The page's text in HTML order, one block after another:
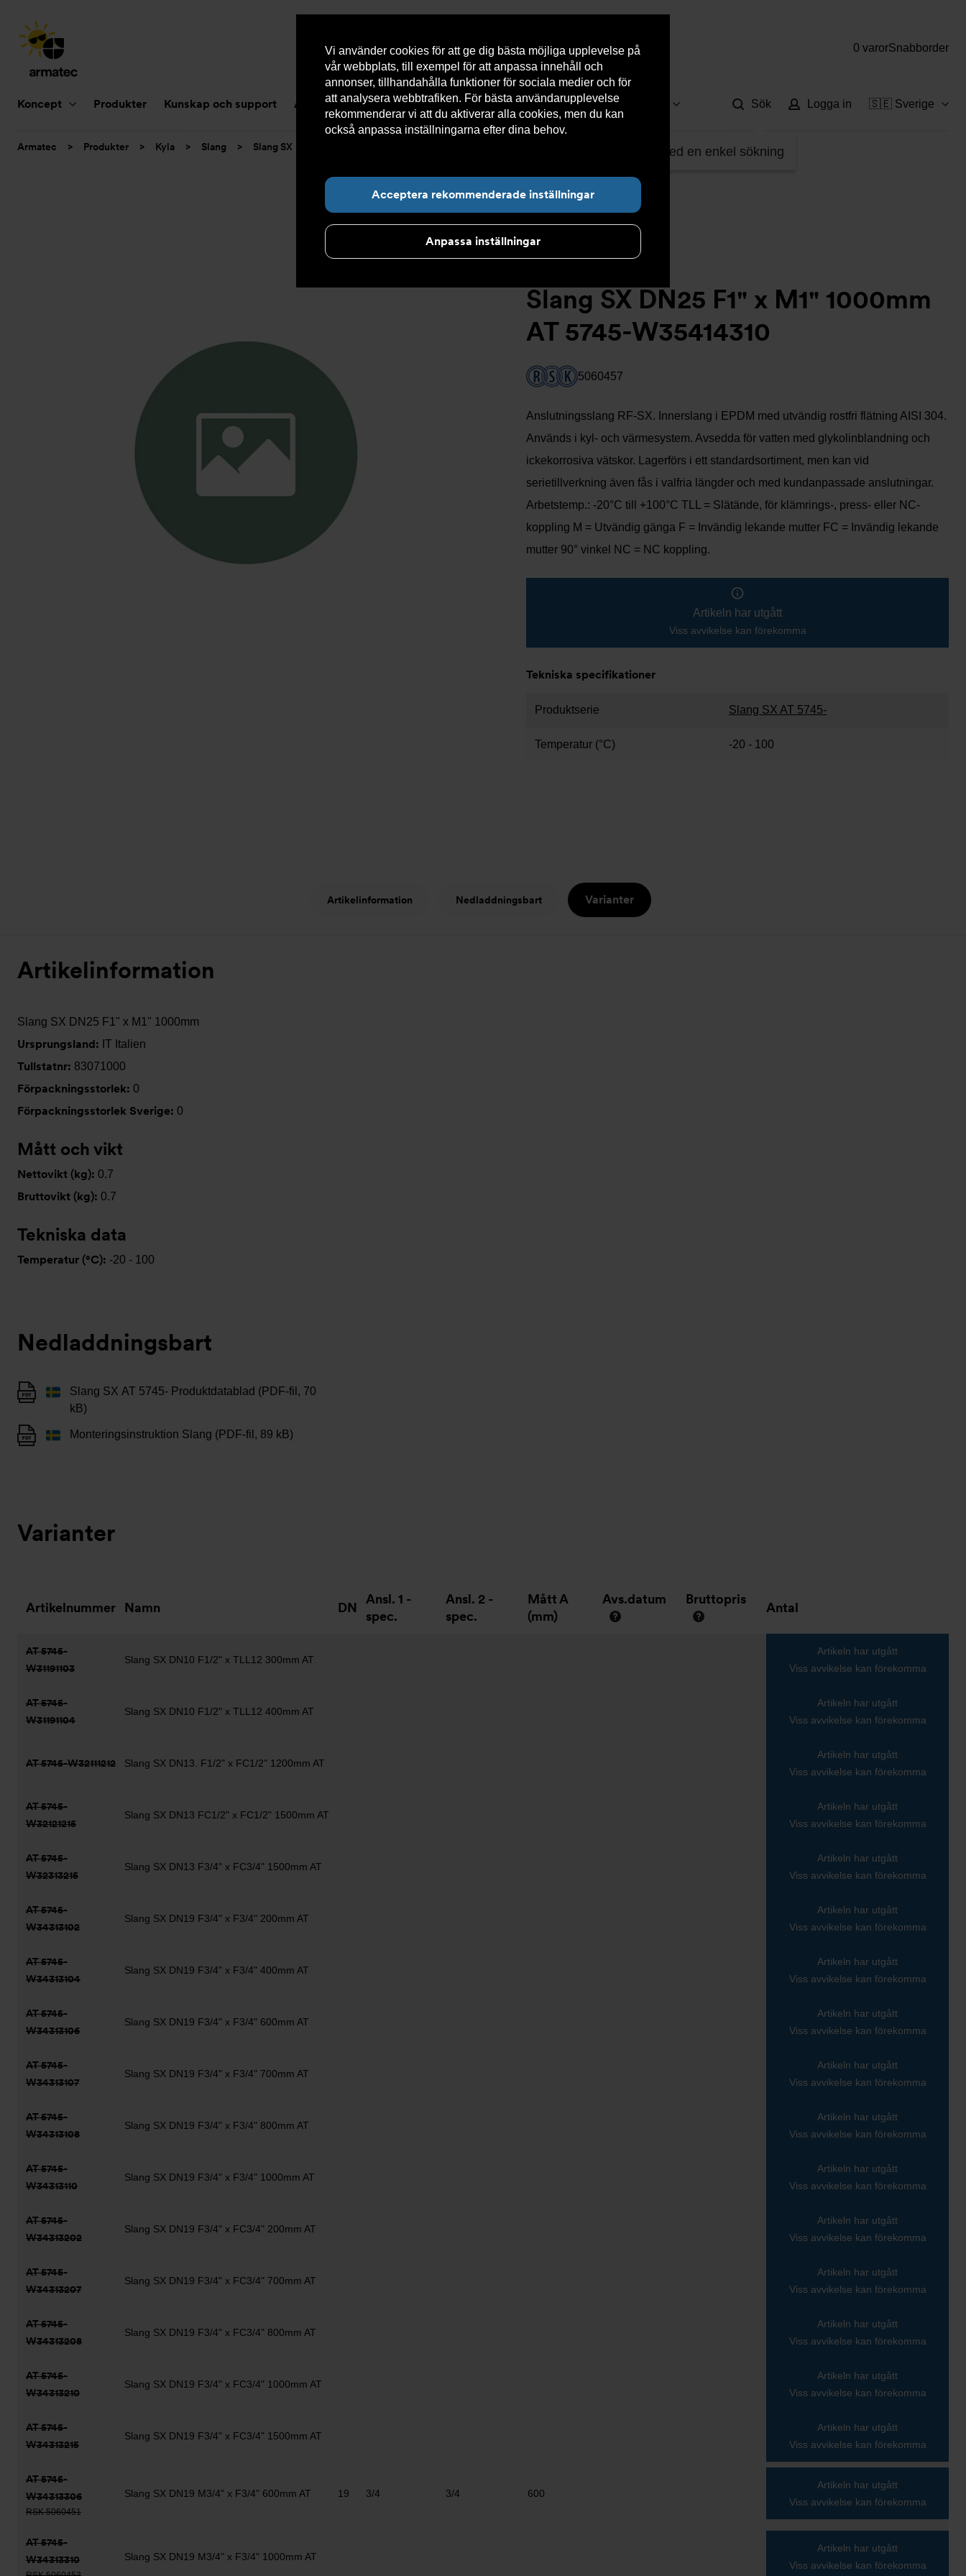
Vi använder cookies för att ge dig bästa möjliga upplevelse på
vår webbplats, till exempel för att anpassa innehåll och
annonser, tillhandahålla funktioner för sociala medier och för
att analysera webbtrafiken. För bästa användarupplevelse
rekommenderar vi att du aktiverar alla cookies, men du kan
också anpassa inställningarna efter dina behov.
Acceptera rekommenderade inställningar
Anpassa inställningar
0 varorSnabborder
Koncept Produkter Kunskap och support Aktuellt Om Armatec Hållbarhet Kontakta oss Kundservice
Hitta det du letar efter med en enkel sökning
Sök Logga in 🇸🇪 Sverige
Du
Armatec > Produkter > Kyla > Slang > Slang SX Slang SX DN25 F1" x M1" 1000mm AT 5745-W35414310
Slang SX DN25 F1" x M1" 1000mm
AT 5745-W35414310
5060457
Anslutningsslang RF-SX. Innerslang i EPDM med utvändig rostfri flätning AISI 304.
Används i kyl- och värmesystem. Avsedda för vatten med glykolinblandning och
ickekorrosiva vätskor. Lagerförs i ett standardsortiment, men kan vid
serietillverkning även fås i valfria längder och med kundanpassade anslutningar.
Arbetstemp.: -20°C till +100°C TLL = Slätände, för klämrings-, press- eller NC-
koppling M = Utvändig gänga F = Invändig lekande mutter FC = Invändig lekande
mutter 90° vinkel NC = NC koppling.
Artikeln har utgått
Viss avvikelse kan förekomma
Tekniska specifikationer
Produktserie Slang SX AT 5745-
Temperatur (°C) -20 - 100
Artikelinformation Nedladdningsbart Varianter
Artikelinformation
Slang SX DN25 F1" x M1" 1000mm
Ursprungsland: IT Italien
Tullstatnr: 83071000
Förpackningsstorlek: 0
Förpackningsstorlek Sverige: 0
Mått och vikt
Nettovikt (kg): 0.7
Bruttovikt (kg): 0.7
Tekniska data
Temperatur (°C): -20 - 100
Nedladdningsbart
Slang SX AT 5745- Produktdatablad (PDF-fil, 70
kB)
Monteringsinstruktion Slang (PDF-fil, 89 kB)
Varianter
Artikelnummer Namn DN
Ansl. 1 -
spec.
Ansl. 2 -
spec.
Mått A
(mm)
Avs.datum Bruttopris
Antal
AT 5745-
W31191103
Slang SX DN10 F1/2" x TLL12 300mm AT
Artikeln har utgått
Viss avvikelse kan förekomma
AT 5745-
W31191104
Slang SX DN10 F1/2" x TLL12 400mm AT
Artikeln har utgått
Viss avvikelse kan förekomma
AT 5745-W32111212 Slang SX DN13. F1/2" x FC1/2" 1200mm AT
Artikeln har utgått
Viss avvikelse kan förekomma
AT 5745-
W32121215
Slang SX DN13 FC1/2" x FC1/2" 1500mm AT
Artikeln har utgått
Viss avvikelse kan förekomma
AT 5745-
W32313215
Slang SX DN13 F3/4" x FC3/4" 1500mm AT
Artikeln har utgått
Viss avvikelse kan förekomma
AT 5745-
W34313102
Slang SX DN19 F3/4" x F3/4" 200mm AT
Artikeln har utgått
Viss avvikelse kan förekomma
AT 5745-
W34313104
Slang SX DN19 F3/4" x F3/4" 400mm AT
Artikeln har utgått
Viss avvikelse kan förekomma
AT 5745-
W34313106
Slang SX DN19 F3/4" x F3/4" 600mm AT
Artikeln har utgått
Viss avvikelse kan förekomma
AT 5745-
W34313107
Slang SX DN19 F3/4" x F3/4" 700mm AT
Artikeln har utgått
Viss avvikelse kan förekomma
AT 5745-
W34313108
Slang SX DN19 F3/4" x F3/4" 800mm AT
Artikeln har utgått
Viss avvikelse kan förekomma
AT 5745-
W34313110
Slang SX DN19 F3/4" x F3/4" 1000mm AT
Artikeln har utgått
Viss avvikelse kan förekomma
AT 5745-
W34313202
Slang SX DN19 F3/4" x FC3/4" 200mm AT
Artikeln har utgått
Viss avvikelse kan förekomma
AT 5745-
W34313207
Slang SX DN19 F3/4" x FC3/4" 700mm AT
Artikeln har utgått
Viss avvikelse kan förekomma
AT 5745-
W34313208
Slang SX DN19 F3/4" x FC3/4" 800mm AT
Artikeln har utgått
Viss avvikelse kan förekomma
AT 5745-
W34313210
Slang SX DN19 F3/4" x FC3/4" 1000mm AT
Artikeln har utgått
Viss avvikelse kan förekomma
AT 5745-
W34313215
Slang SX DN19 F3/4" x FC3/4" 1500mm AT
Artikeln har utgått
Viss avvikelse kan förekomma
AT 5745-
W34313306
RSK 5060451
Slang SX DN19 M3/4" x F3/4" 600mm AT 19 3/4 3/4 600
Artikeln har utgått
Viss avvikelse kan förekomma
AT 5745-
W34313310
Slang SX DN19 M3/4" x F3/4" 1000mm AT
Artikeln har utgått
Viss avvikelse kan förekomma